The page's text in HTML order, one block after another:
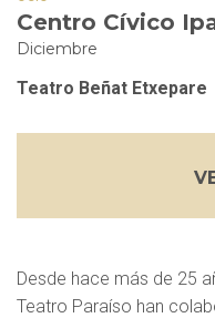
Centro Cívico
Diciembre
Teatro Beñat Etxepare
Desde hace más de 25
Teatro Paraíso han